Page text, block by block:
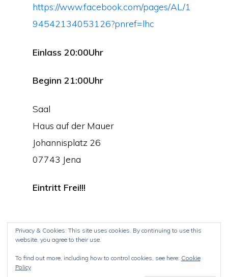
https://www.facebook.com/pages/AL/1
94542134053126?pnref=lhc
Einlass 20:00Uhr
Beginn 21:00Uhr
Saal
Haus auf der Mauer
Johannisplatz 26
07743 Jena
Eintritt Frei!!!
Privacy & Cookies: This site uses cookies. By continuing to use this
website, you agree to their use.
To find out more, including how to control cookies, see here: Cookie
Policy